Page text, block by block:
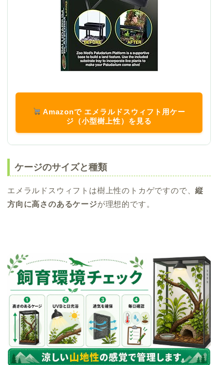
Amazonで エメラルドスウィフト用ケー
ジ（小型樹上性）を見る
ケージのサイズと種類
エメラルドスウィフトは樹上性のトカゲですので、縦
方向に高さのあるケージが理想的です。